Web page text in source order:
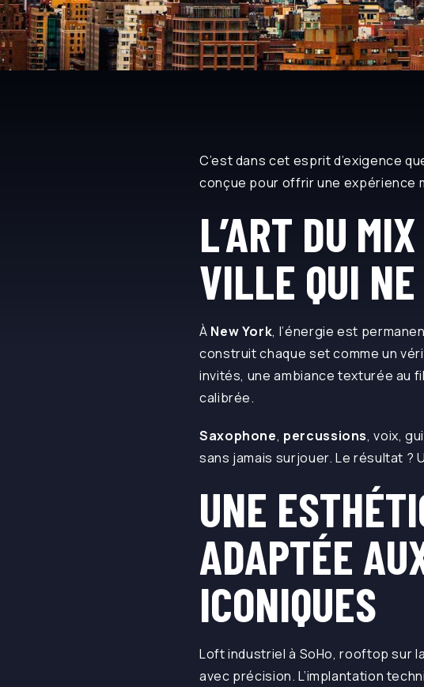
C’est dans cet esprit d’exigence
conçue pour offrir une expérience
L’ART DU
VILLE QUI
À New York, l’énergie est
construit chaque set comme un
invités, une ambiance texturée au
calibrée.
Saxophone, percussions, voix,
sans jamais surjouer. Le résultat ?
UNE
ADAPTÉE
ICONIQUES
Loft industriel à SoHo, rooftop sur
avec précision. L’implantation